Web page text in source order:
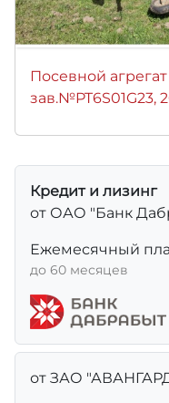
Посевной агрегат
зав.№PT6S01G23,
Кредит и лизинг
от ОАО "Банк
Ежемесячный
до 60 месяцев
от ЗАО